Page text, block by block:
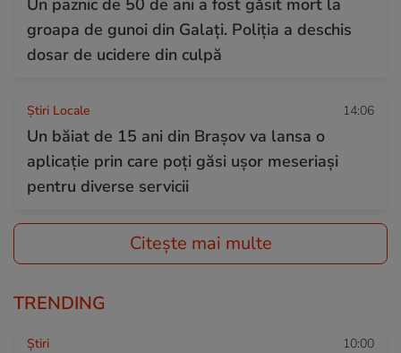
Un paznic de 50 de ani a fost găsit mort la
groapa de gunoi din Galați. Poliția a deschis
dosar de ucidere din culpă
Știri Locale 14:06
Un băiat de 15 ani din Brașov va lansa o
aplicație prin care poți găsi ușor meseriași
pentru diverse servicii
Citește mai multe
TRENDING
Ştiri 10:00